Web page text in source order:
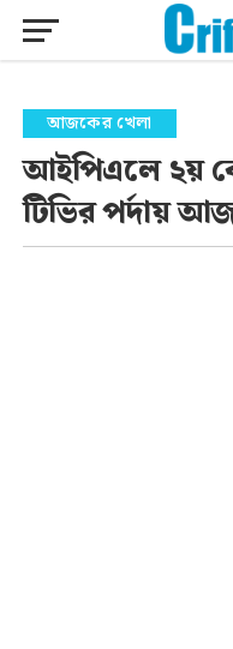
আজকের খেলা
আইপিএলে ২য়
টিভির পর্দায়